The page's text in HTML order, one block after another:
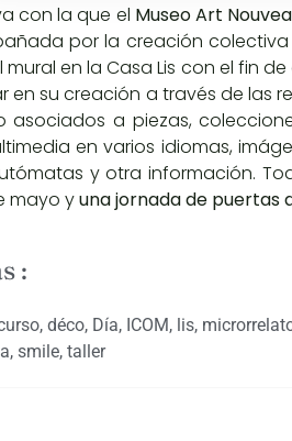
con la que el Museo Art
por la creación
en la Casa Lis con el fin
en su creación a través de las
asociados a piezas,
en varios idiomas,
y otra información.
mayo yuna jornada de puertas
:
,déco, Día, ICOM, lis,
,smile,taller